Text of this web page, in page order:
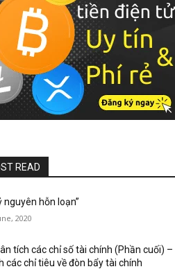
READ
nguyên hỗn loạn”
2020
tích các chỉ số tài chính (Phần cuối) –
các chỉ tiêu về đòn bẩy tài chính